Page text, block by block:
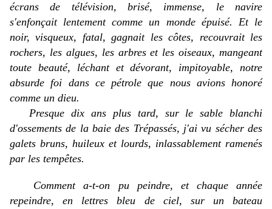
écrans de télévision, brisé, immense, le navire
s'enfonçait lentement comme un monde épuisé. Et le
noir, visqueux, fatal, gagnait les côtes, recouvrait les
rochers, les algues, les arbres et les oiseaux, mangeant
toute beauté, léchant et dévorant, impitoyable, notre
absurde foi dans ce pétrole que nous avions honoré
comme un dieu.
Presque dix ans plus tard, sur le sable blanchi
d'ossements de la baie des Trépassés, j'ai vu sécher des
galets bruns, huileux et lourds, inlassablement ramenés
par les tempêtes.
Comment a-t-on pu peindre, et chaque année
repeindre, en lettres bleu de ciel, sur un bateau